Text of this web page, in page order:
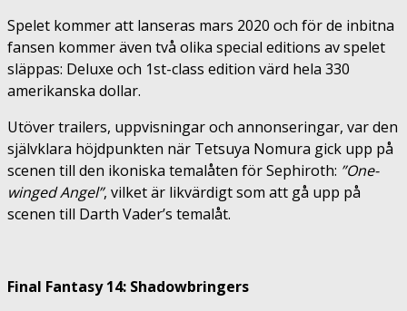
Spelet kommer att lanseras mars 2020 och för de inbitna
fansen kommer även två olika special editions av spelet
släppas: Deluxe och 1st-class edition värd hela 330
amerikanska dollar.
Utöver trailers, uppvisningar och annonseringar, var den
självklara höjdpunkten när Tetsuya Nomura gick upp på
scenen till den ikoniska temalåten för Sephiroth: ”One-
winged Angel”, vilket är likvärdigt som att gå upp på
scenen till Darth Vader’s temalåt.
Final Fantasy 14: Shadowbringers